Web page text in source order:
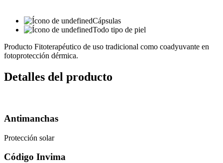
Cápsulas
Todo tipo de piel
Producto Fitoterapéutico de uso tradicional como coadyuvante en
fotoprotección dérmica.
Detalles del producto
Antimanchas
Protección solar
Código Invima